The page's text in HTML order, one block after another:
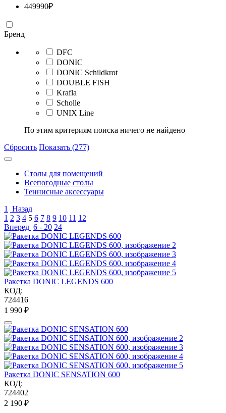
449990₽
Бренд
DFC
DONIC
DONIC Schildkrot
DOUBLE FISH
Krafla
Scholle
UNIX Line
По этим критериям поиска ничего не найдено
Сбросить Показать (277)
Столы для помещений
Всепогодные столы
Теннисные аксессуары
1
Назад
1 2 3 4 5 6 7 8 9 10 11 12
Вперед 6 - 20 24
Ракетка DONIC LEGENDS 600
КОД:
724416
1 990 ₽
Ракетка DONIC SENSATION 600
КОД:
724402
2 190 ₽